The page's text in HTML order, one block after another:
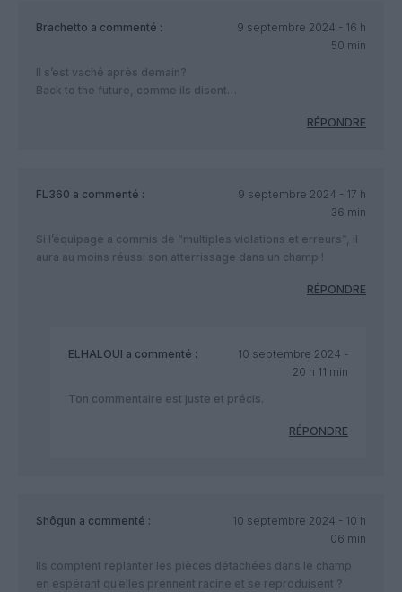
Brachetto a commenté :
9 septembre 2024 - 16 h
50 min
Il s’est vaché après demain?
Back to the future, comme ils disent…
RÉPONDRE
FL360 a commenté :
9 septembre 2024 - 17 h
36 min
Si l’équipage a commis de “multiples violations et erreurs”, il
aura au moins réussi son atterrissage dans un champ !
RÉPONDRE
ELHALOUI a commenté :
10 septembre 2024 -
20 h 11 min
Ton commentaire est juste et précis.
RÉPONDRE
Shôgun a commenté :
10 septembre 2024 - 10 h
06 min
Ils comptent replanter les pièces détachées dans le champ
en espérant qu’elles prennent racine et se reproduisent ?